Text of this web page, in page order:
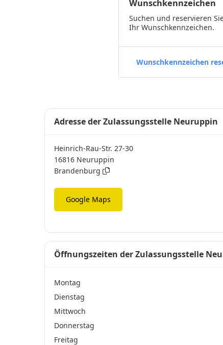
Wunschkennzeichen
Suchen und reservieren
Ihr Wunschkennzeichen.
Wunschkennzeichen
Adresse der Zulassungsstelle Neuruppin
Heinrich-Rau-Str. 27-30
16816 Neuruppin
Brandenburg
Google Maps
Öffnungszeiten der Zulassungsstelle
Montag
Dienstag
Mittwoch
Donnerstag
Freitag